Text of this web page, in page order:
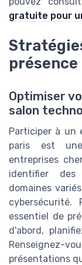
gratuite pour
Optimiser
salon
Participer à un
paris est
entreprises
identifier
domaines
essentiel de
d'abord,
Renseignez-
présentations